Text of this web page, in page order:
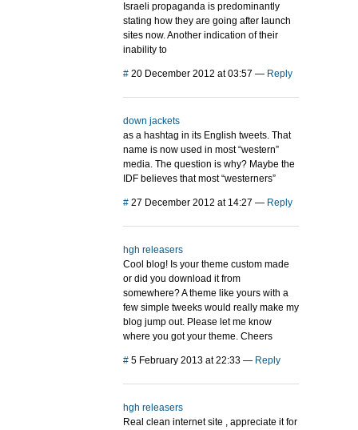
Israeli propaganda is predominantly
stating how they are going after launch
sites now. Another indication of their
inability to
# 20 December 2012 at 03:57 — Reply
down jackets
as a hashtag in its English tweets. That
name is now used in most “western”
media. The question is why? Maybe the
IDF believes that most “westerners”
# 27 December 2012 at 14:27 — Reply
hgh releasers
Cool blog! Is your theme custom made
or did you download it from
somewhere? A theme like yours with a
few simple tweeks would really make my
blog jump out. Please let me know
where you got your theme. Cheers
# 5 February 2013 at 22:33 — Reply
hgh releasers
Real clean internet site , appreciate it for